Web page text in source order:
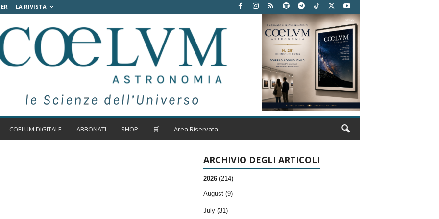
LA RIVISTA
COELUM DIGITALE ABBONATI SHOP 🛒 Area Riservata
ARCHIVIO DEGLI ARTICOLI
2026 (214)
August (9)
July (31)